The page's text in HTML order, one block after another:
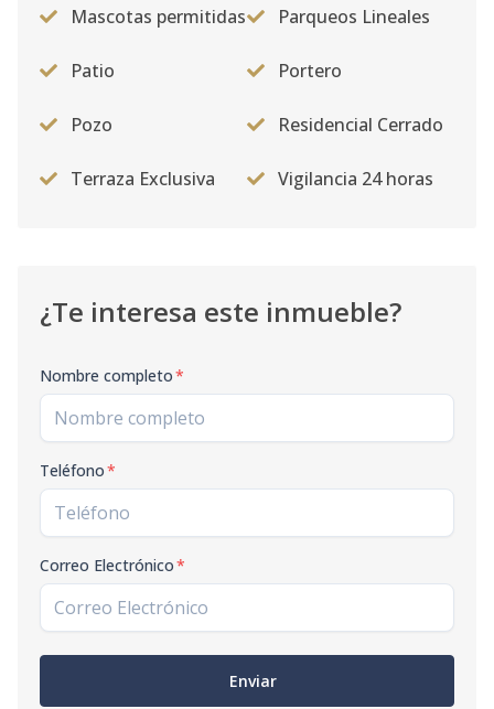
Mascotas permitidas Parqueos Lineales
Patio Portero
Pozo Residencial Cerrado
Terraza Exclusiva Vigilancia 24 horas
¿Te interesa este inmueble?
Nombre completo*
Teléfono*
Correo Electrónico*
Enviar